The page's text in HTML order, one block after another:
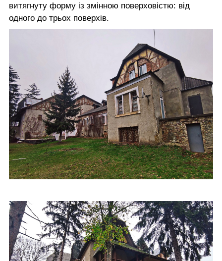
витягнуту форму із змінною поверховістю: від
одного до трьох поверхів.